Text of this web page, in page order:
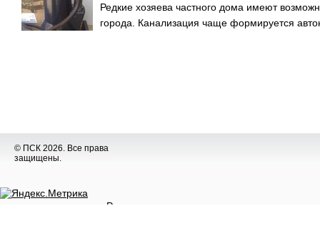
Редкие хозяева частного дома имеют
города. Канализация чаще формируется
© ПСК 2026. Все права
защищены.
Разное